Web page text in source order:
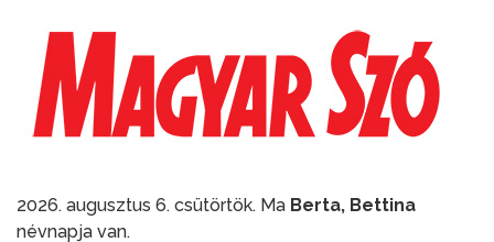
2026. augusztus 6. csütörtök. Ma Berta, Bettina
névnapja van.